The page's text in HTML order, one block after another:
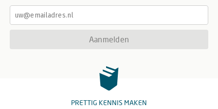
Aanmelden
PRETTIG KENNIS MAKEN